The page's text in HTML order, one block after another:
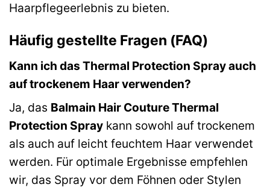
Haarpflegeerlebnis zu bieten.
Häufig gestellte Fragen (FAQ)
Kann ich das Thermal Protection Spray auch
auf trockenem Haar verwenden?
Ja, das Balmain Hair Couture Thermal
Protection Spray kann sowohl auf trockenem
als auch auf leicht feuchtem Haar verwendet
werden. Für optimale Ergebnisse empfehlen
wir, das Spray vor dem Föhnen oder Stylen